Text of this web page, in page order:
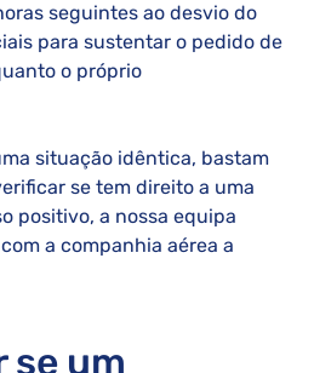
seguintes ao desvio do
para sustentar o pedido de
o próprio
situação idêntica, bastam
se tem direito a uma
positivo, a nossa equipa
a companhia aérea a
se um